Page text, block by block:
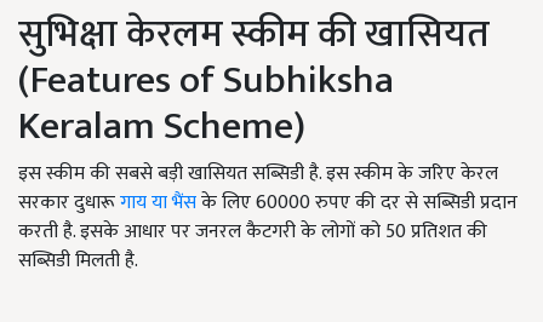
सुभिक्षा केरलम स्कीम की खासियत
(Features of Subhiksha
Keralam Scheme)
इस स्कीम की सबसे बड़ी खासियत सब्सिडी है. इस स्कीम के जरिए केरल
सरकार दुधारूगाय या भैंसके लिए 60000 रुपए की दर से सब्सिडी प्रदान
करती है. इसके आधार पर जनरल कैटगरी के लोगों को 50 प्रतिशत की
सब्सिडी मिलती है.